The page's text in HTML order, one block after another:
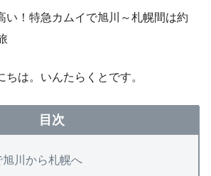
い！特急カムイで旭川～札幌間は約
ちは。いんたらくとです。
目次
川から札幌へ